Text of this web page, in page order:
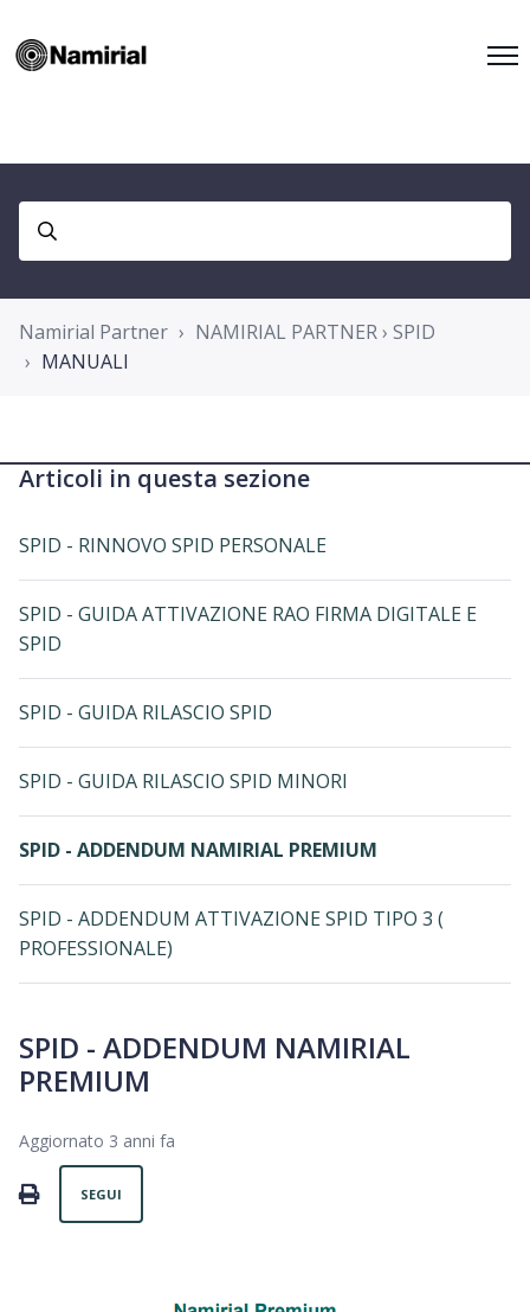
Namirial Partner
NAMIRIAL PARTNER › SPID
MANUALI
Articoli in questa sezione
SPID - RINNOVO SPID PERSONALE
SPID - GUIDA ATTIVAZIONE RAO FIRMA DIGITALE E
SPID
SPID - GUIDA RILASCIO SPID
SPID - GUIDA RILASCIO SPID MINORI
SPID - ADDENDUM NAMIRIAL PREMIUM
SPID - ADDENDUM ATTIVAZIONE SPID TIPO 3 (
PROFESSIONALE)
SPID - ADDENDUM NAMIRIAL
PREMIUM
Aggiornato 3 anni fa
PRINT
SEGUI